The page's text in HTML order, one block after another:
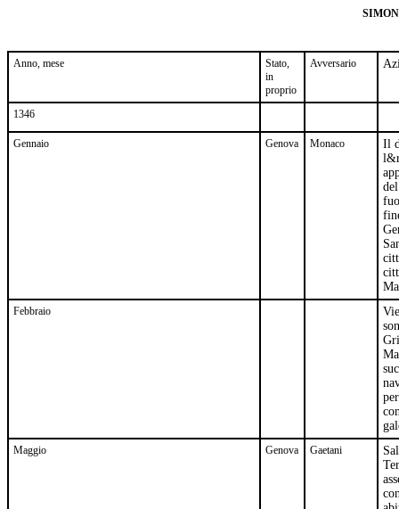
Anno, mese
Stato,
in
proprio
Avversario
1346
Gennaio Genova Monaco
Il
Febbraio
Maggio Genova Gaetani